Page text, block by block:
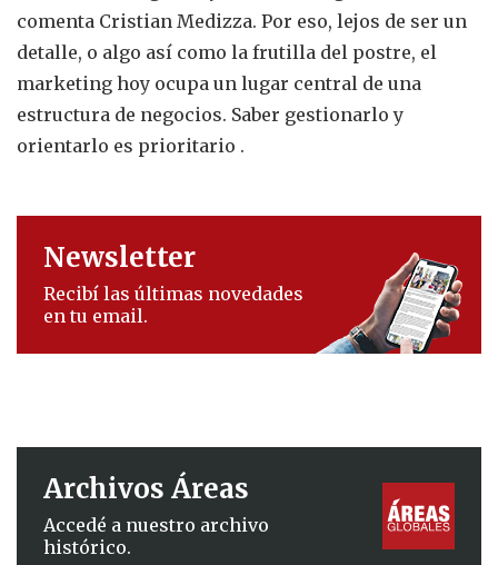
comenta Cristian Medizza. Por eso, lejos de ser un
detalle, o algo así como la frutilla del postre, el
marketing hoy ocupa un lugar central de una
estructura de negocios. Saber gestionarlo y
orientarlo es prioritario .
Newsletter
Recibí las últimas novedades
en tu email.
Archivos Áreas
Accedé a nuestro archivo
histórico.